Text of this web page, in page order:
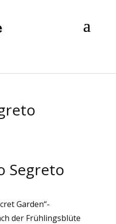
Segreto
Garden“-
der Frühlingsblüte